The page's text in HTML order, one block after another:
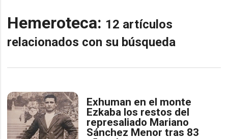
Hemeroteca: 12 artículos
relacionados con su búsqueda
Exhuman en el monte
Ezkaba los restos del
represaliado Mariano
Sánchez Menor tras 83